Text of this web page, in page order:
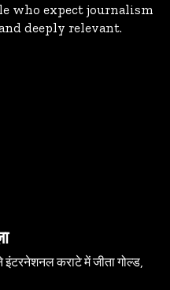
who expect journalism
deeply relevant.
इंटरनेशनल कराटे में जीता गोल्ड,